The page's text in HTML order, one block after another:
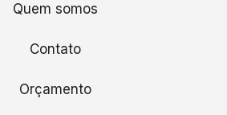
Quem somos
Contato
Orçamento